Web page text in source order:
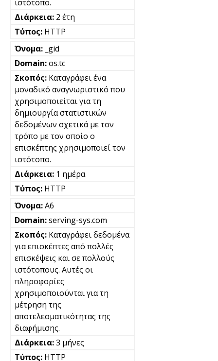
ιστότοπο.
2 έτη
HTTP
_gid
os.tc
Καταγράφει ένα
μοναδικό αναγνωριστικό που
χρησιμοποιείται για τη
δημιουργία στατιστικών
δεδομένων σχετικά με τον
τρόπο με τον οποίο ο
επισκέπτης χρησιμοποιεί τον
ιστότοπο.
1 ημέρα
HTTP
A6
serving-sys.com
Καταγράφει δεδομένα
για επισκέπτες από πολλές
επισκέψεις και σε πολλούς
ιστότοπους. Αυτές οι
πληροφορίες
χρησιμοποιούνται για τη
μέτρηση της
αποτελεσματικότητας της
διαφήμισης.
3 μήνες
HTTP